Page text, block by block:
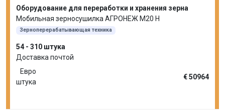
Оборудование для переработки и хранения зерна
Мобильная зерносушилка АГРОНЕЖ М20 Н
Зерноперерабатывающая техника
54 - 310 штука
Доставка почтой
Евро
штука
€ 50964